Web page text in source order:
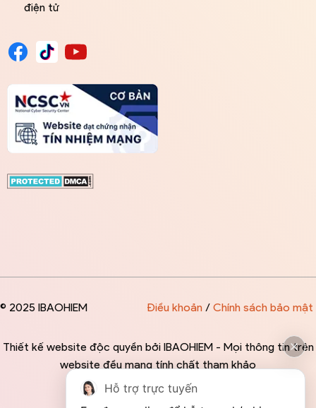
điện tử
© 2025 IBAOHIEM
Thiết kế website độc quyền bởi IBAOHIEM - Mọi thông tin trên
website đều mang tính chất tham khảo
Điều khoản/ Chính sách bảo mật
Hỗ trợ trực tuyến